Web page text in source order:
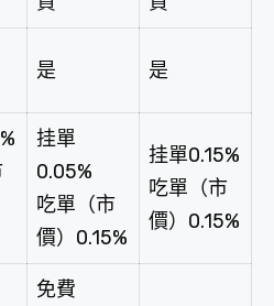
是 是
挂單
0.05%
吃單（市
價）0.15%
挂單0.15%
吃單（市
價）0.15%
免費